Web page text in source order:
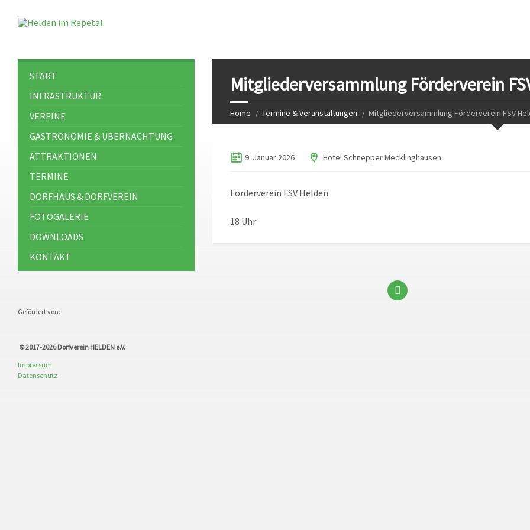
Mitgliederversammlung Förderverein
Home Termine & Veranstaltungen Mitgliederversammlung Förderverein FSV
9. Januar 2026 Hotel Schnepper Mecklinghausen
Förderverein FSV Helden
18 Uhr
START
INFRASTRUKTUR
VEREINE
GASTRONOMIE & ÜBERNACHTUNG
ATTRAKTIONEN
TERMINE
DORFHAUS & DORFVEREIN
FOTOGALERIE
DOWNLOADS
KONTAKT
Gefördert von:
© 2017-2026Dorfverein HELDEN e.V.
Impressum
Datenschutz